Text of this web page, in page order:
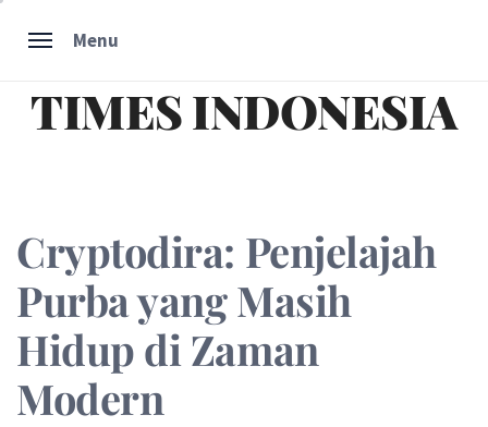
Menu
TIMES INDONESIA
Cryptodira: Penjelajah
Purba yang Masih
Hidup di Zaman
Modern